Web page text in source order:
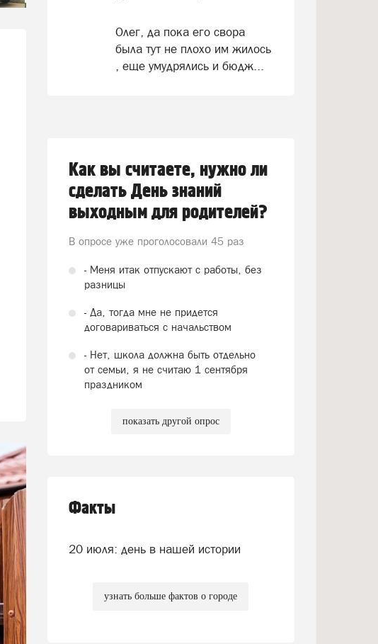
Олег, да пока его свора
была тут не плохо им жилось
, еще умудрялись и бюдж...
Как вы считаете, нужно ли
сделать День знаний
выходным для родителей?
В опросе уже проголосовали 45 раз
- Меня итак отпускают с работы, без
разницы
- Да, тогда мне не придется
договариваться с начальством
- Нет, школа должна быть отдельно
от семьи, я не считаю 1 сентября
праздником
показать другой опрос
Факты
20 июля: день в нашей истории
узнать больше фактов о городе